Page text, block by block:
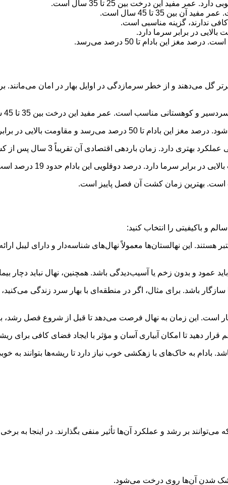
مفید این درخت بین 25 تا 35 سال است.
35 تا 45 سال است.
ندارند، گزینه مناسبی است.
در برابر سرما دارد.
این بادام تا 50 درصد می‌رسد.
گل می‌دهند و از خطر سرمازدگی در اوایل بهار در امان می‌مانند.
کوهستانی مناسب است. عمر مفید این درخت بین 35 تا 45 سال است.
بالایی در برابر آفات و بیماری‌ها دارد.
دارد. زمان باردهی اقتصادی آن تقریباً 3 سال پس از کشت است.
سرما دارد. درصد دوقلویی این بادام حدود 19 درصد است.
است. بهترین زمان کشت آن فصل پاییز است.
و باکیفیتی را انتخاب کنید:
هستند. این نهالستان‌ها معمولاً نهال‌های شناسه‌دار و دارای لیبل
عمود و بدون زخم یا آسیب‌دیدگی باشد. همچنین، نهال نباید دچار
باشد. برای مثال، اگر در منطقه‌ای با بهار سرد زندگی می‌کنید،
بهار است. این زمان به نهال فرصت می‌دهد تا قبل از شروع فصل
به خاک‌های با زهکشی خوب نیاز دارد تا ریشه‌ها بتوانند به
بر رشد و عملکرد آن‌ها تأثیر منفی بگذارند. در اینجا به
خشک شدن آن‌ها روی درخت می‌شود.